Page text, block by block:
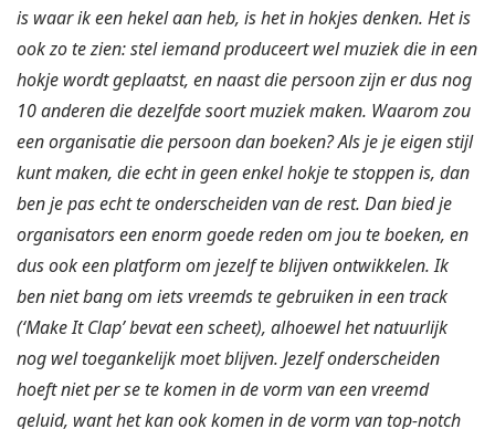
is waar ik een hekel aan heb, is het in hokjes denken. Het is
ook zo te zien: stel iemand produceert wel muziek die in een
hokje wordt geplaatst, en naast die persoon zijn er dus nog
10 anderen die dezelfde soort muziek maken. Waarom zou
een organisatie die persoon dan boeken? Als je je eigen stijl
kunt maken, die echt in geen enkel hokje te stoppen is, dan
ben je pas echt te onderscheiden van de rest. Dan bied je
organisators een enorm goede reden om jou te boeken, en
dus ook een platform om jezelf te blijven ontwikkelen. Ik
ben niet bang om iets vreemds te gebruiken in een track
(‘Make It Clap’ bevat een scheet), alhoewel het natuurlijk
nog wel toegankelijk moet blijven. Jezelf onderscheiden
hoeft niet per se te komen in de vorm van een vreemd
geluid, want het kan ook komen in de vorm van top-notch